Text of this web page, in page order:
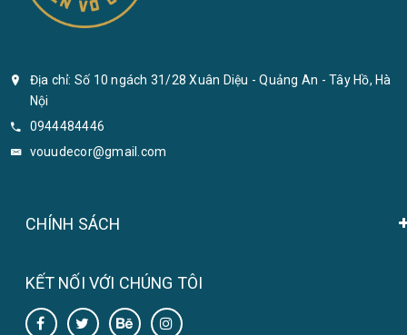
Địa chỉ: Số 10 ngách 31/28 Xuân Diệu - Quảng An - Tây Hồ, Hà
Nội
0944484446
vouudecor@gmail.com
CHÍNH SÁCH
KẾT NỐI VỚI CHÚNG TÔI